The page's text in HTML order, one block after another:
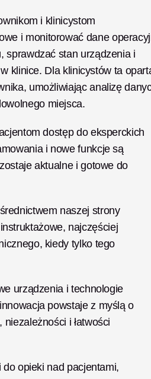
i klinicystom
i monitorować dane
sprawdzać stan urządzenia i
klinice. Dla klinicystów ta
umożliwiając analizę
miejsca.
dostęp do eksperckich
i nowe funkcje są
aktualne i gotowe do
naszej strony
najczęściej
kiedy tylko tego
urządzenia i technologie
powstaje z myślą o
i łatwości
opieki nad pacjentami,